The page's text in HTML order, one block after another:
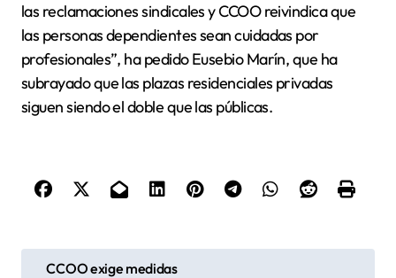
las reclamaciones sindicales y CCOO reivindica que
las personas dependientes sean cuidadas por
profesionales”, ha pedido Eusebio Marín, que ha
subrayado que las plazas residenciales privadas
siguen siendo el doble que las públicas.
CCOO exige medidas